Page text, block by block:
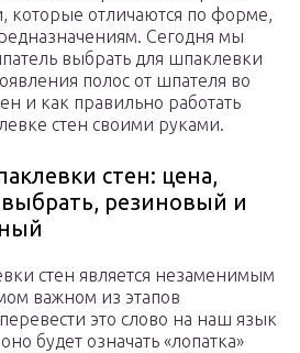
которые отличаются по форме,
Сегодня мы
выбрать для шпаклевки
полос от шпателя во
и как правильно работать
стен своими руками.
стен: цена,
резиновый и
стен является незаменимым
важном из этапов
это слово на наш язык
будет означать «лопатка»